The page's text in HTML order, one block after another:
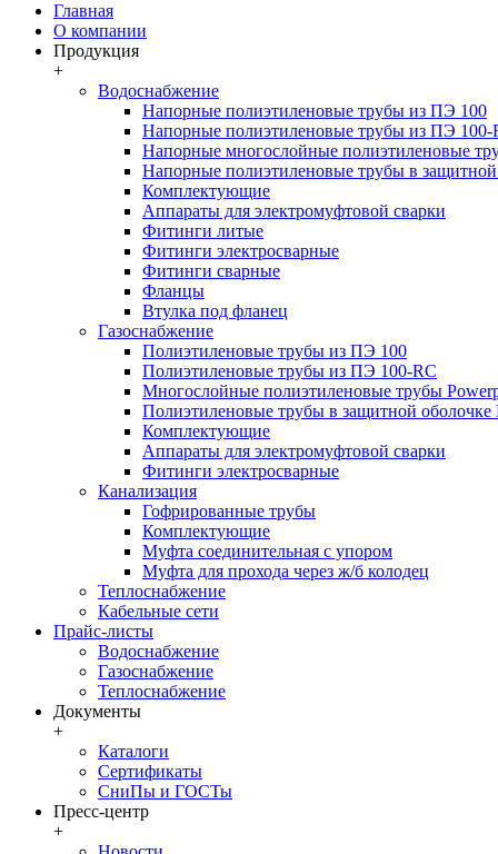
Главная
О компании
Продукция
+
Водоснабжение
Напорные полиэтиленовые трубы из ПЭ 100
Напорные полиэтиленовые трубы из ПЭ 100-
Напорные многослойные полиэтиленовые
Напорные полиэтиленовые трубы в защитной
Комплектующие
Аппараты для электромуфтовой сварки
Фитинги литые
Фитинги электросварные
Фитинги сварные
Фланцы
Втулка под фланец
Газоснабжение
Полиэтиленовые трубы из ПЭ 100
Полиэтиленовые трубы из ПЭ 100-RC
Многослойные полиэтиленовые трубы
Полиэтиленовые трубы в защитной оболочке
Комплектующие
Аппараты для электромуфтовой сварки
Фитинги электросварные
Канализация
Гофрированные трубы
Комплектующие
Муфта соединительная с упором
Муфта для прохода через ж/б колодец
Теплоснабжение
Кабельные сети
Прайс-листы
Водоснабжение
Газоснабжение
Теплоснабжение
Документы
+
Каталоги
Сертификаты
СниПы и ГОСТы
Пресс-центр
+